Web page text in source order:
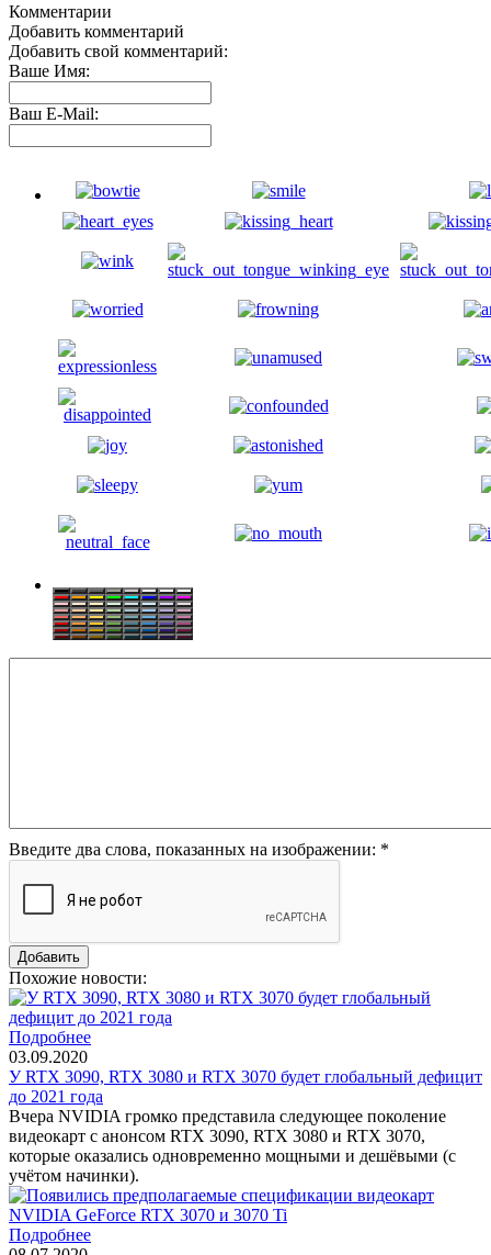
Комментарии
Добавить комментарий
Добавить свой комментарий:
Ваше Имя:
Ваш E-Mail:
Введите два слова, показанных на изображении: *
Похожие новости:
Подробнее
03.09.2020
У RTX 3090, RTX 3080 и RTX 3070 будет глобальный дефицит
до 2021 года
Вчера NVIDIA громко представила следующее поколение
видеокарт с анонсом RTX 3090, RTX 3080 и RTX 3070,
которые оказались одновременно мощными и дешёвыми (с
учётом начинки).
Подробнее